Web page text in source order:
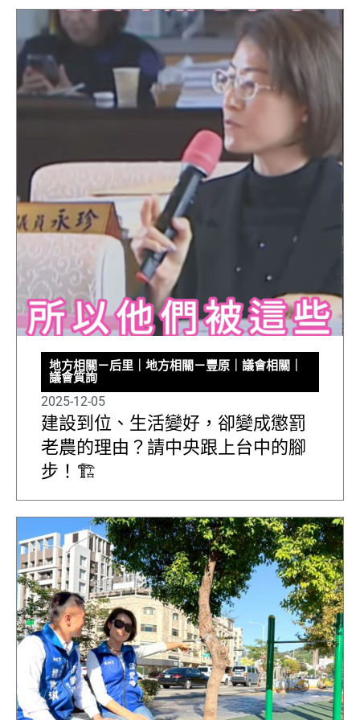
地方相關－后里 地方相關－豐原 議會相關
議會質詢
2025-12-05
建設到位、生活變好，卻變成懲罰
老農的理由？請中央跟上台中的腳
步！🏗️